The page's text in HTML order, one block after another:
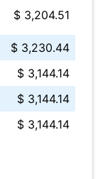
$ 3,204.51
$ 3,230.44
$ 3,144.14
$ 3,144.14
$ 3,144.14